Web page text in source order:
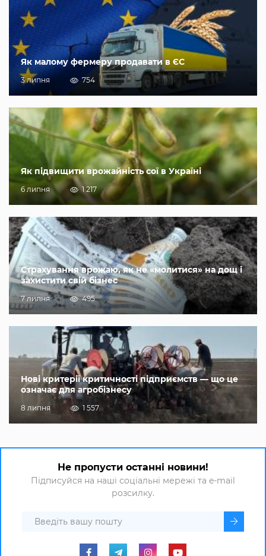
Як малому фермеру продавати в ЄС
3 липня 754
Як підвищити врожайність сої в Україні
6 липня 1 217
Страхування врожаю, як не «молитися» на дощ і
захистити свій бізнес
7 липня 495
Нові критерії критичності підприємств — що це
означає для агробізнесу
8 липня 1 557
Не пропусти останні новини!
Підписуйся на наші соціальні мережі та e-mail
розсилку.